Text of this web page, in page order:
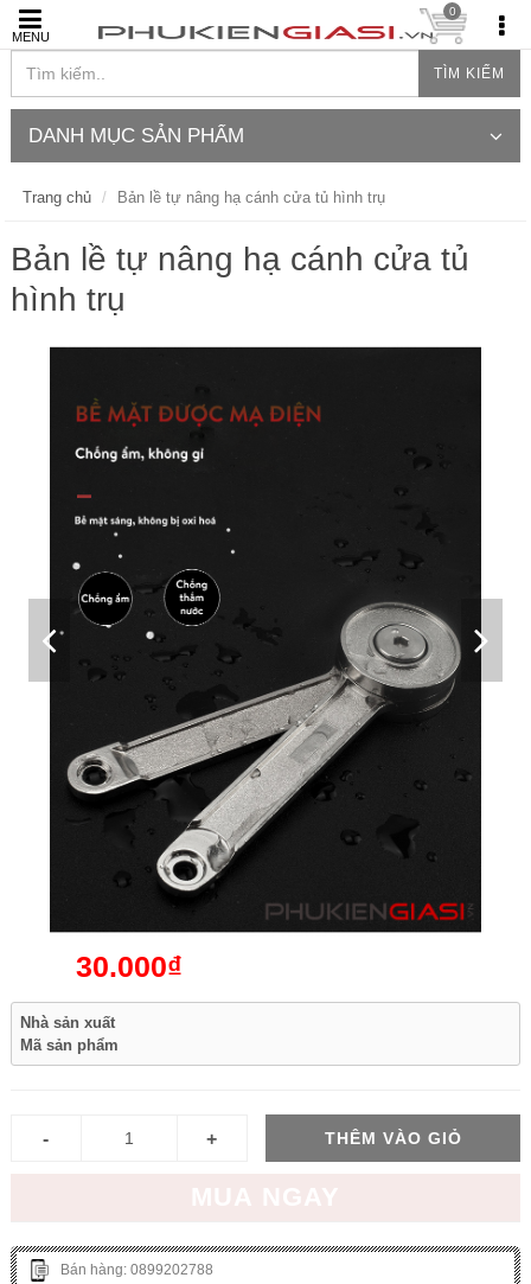
MENU
TÌM KIẾM
0
DANH MỤC SẢN PHẨM
Trang chủ Bản lề tự nâng hạ cánh cửa tủ hình trụ
Bản lề tự nâng hạ cánh cửa tủ
hình trụ
30.000₫
Nhà sản xuất
Mã sản phẩm
THÊM VÀO GIỎ
Bán hàng: 0899202788